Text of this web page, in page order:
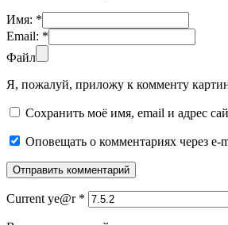
Имя: *
Email: *
Файл
Я, пожалуй, приложу к комменту
Сохранить моё имя, email и адрес
Оповещать о комментариях через
Current ye@r *